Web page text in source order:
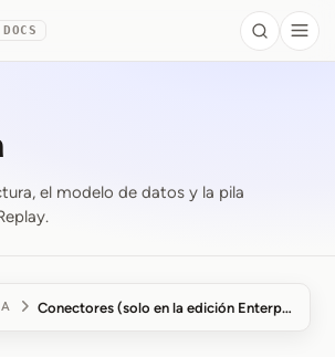
DOCS Search
el modelo de datos y la pila
Conectores (solo en la edición Enterprise)